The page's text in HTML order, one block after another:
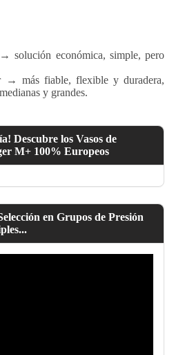
solución económica, simple, pero
→ más fiable, flexible y duradera,
y grandes.
Descubre los Vasos de
M+ 100% Europeos
en Grupos de Presión